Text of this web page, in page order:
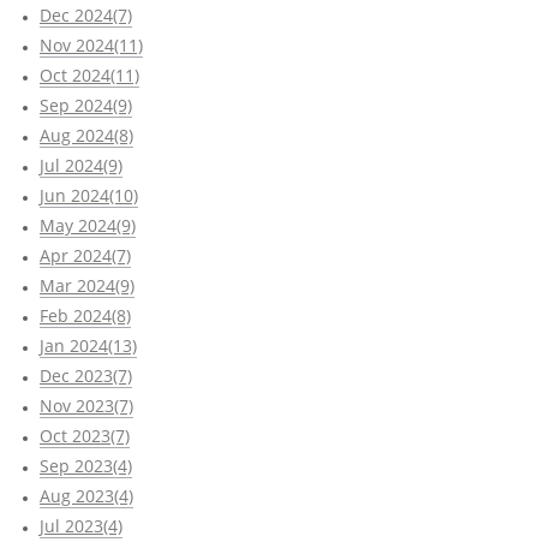
Dec 2024(7)
Nov 2024(11)
Oct 2024(11)
Sep 2024(9)
Aug 2024(8)
Jul 2024(9)
Jun 2024(10)
May 2024(9)
Apr 2024(7)
Mar 2024(9)
Feb 2024(8)
Jan 2024(13)
Dec 2023(7)
Nov 2023(7)
Oct 2023(7)
Sep 2023(4)
Aug 2023(4)
Jul 2023(4)